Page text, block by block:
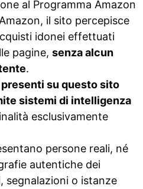
al Programma Amazon
il sito percepisce
idonei effettuati
pagine, senza alcun
.
su questo sito
sistemi di intelligenza
esclusivamente
persone reali, né
autentiche dei
segnalazioni o istanze